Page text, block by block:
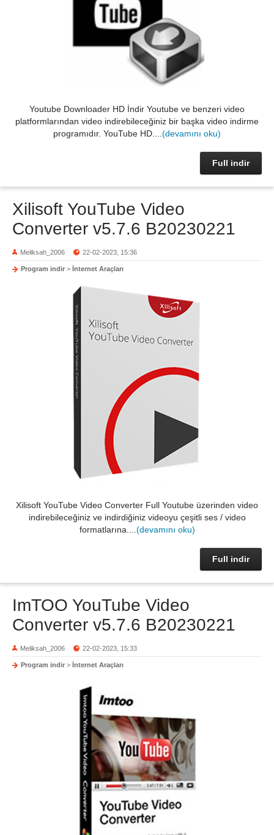
Youtube Downloader HD İndir Youtube ve benzeri video
platformlarından video indirebileceğiniz bir başka video indirme
programıdır. YouTube HD.... (devamını oku)
Full indir
Xilisoft YouTube Video
Converter v5.7.6 B20230221
Meliksah_2006 22-02-2023, 15:36
Program indir > İnternet Araçları
Xilisoft YouTube Video Converter Full Youtube üzerinden video
indirebileceğiniz ve indirdiğiniz videoyu çeşitli ses / video
formatlarına.... (devamını oku)
Full indir
ImTOO YouTube Video
Converter v5.7.6 B20230221
Meliksah_2006 22-02-2023, 15:33
Program indir > İnternet Araçları